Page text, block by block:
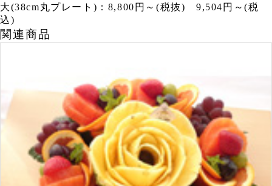
大(38cm丸プレート)：8,800円～(税抜) 9,504円～(税
込)
関連商品